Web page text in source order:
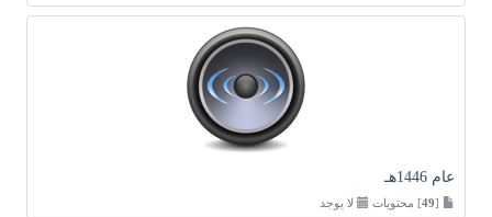
عام 1446هـ
[
49] محتويات لا يوجد